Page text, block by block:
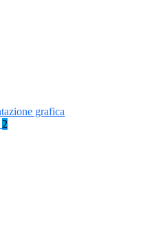
grafica
2